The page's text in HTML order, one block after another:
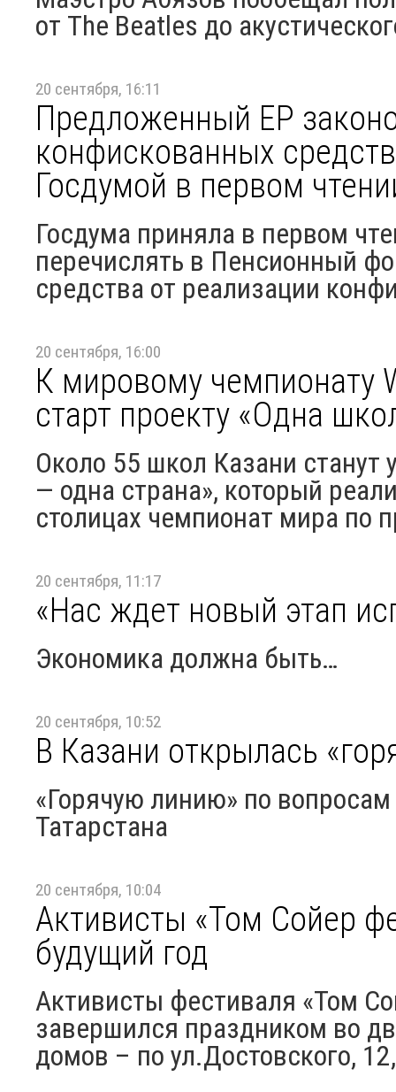
от The Beatles до
20 сентября, 16:11
Предложенный ЕР
конфискованных
Госдумой в первом
Госдума приняла в первом
перечислять в Пенсионный
средства от реализации
20 сентября, 16:00
К мировому чемпионату
старт проекту «Одна
Около 55 школ Казани станут
— одна страна», который
столицах чемпионат мира по
20 сентября, 11:17
«Нас ждет новый этап
Экономика должна быть…
20 сентября, 10:52
В Казани открылась
«Горячую линию» по
Татарстана
20 сентября, 10:04
Активисты «Том Сойер
будущий год
Активисты фестиваля «Том
завершился праздником во
домов – по ул.Достовского,